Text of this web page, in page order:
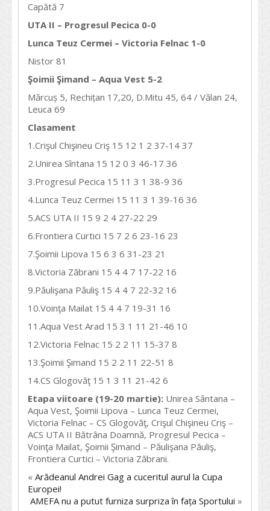
Capătă 7
UTA II – Progresul Pecica 0-0
Lunca Teuz Cermei – Victoria Felnac 1-0
Nistor 81
Şoimii Şimand – Aqua Vest 5-2
Mărcuș 5, Rechițan 17,20, D.Mitu 45, 64 / Vălan 24,
Leuca 69
Clasament
1.Crişul Chişineu Criş 15 12 1 2 37-14 37
2.Unirea Sîntana 15 12 0 3 46-17 36
3.Progresul Pecica 15 11 3 1 38-9 36
4.Lunca Teuz Cermei 15 11 3 1 39-16 36
5.ACS UTA II 15 9 2 4 27-22 29
6.Frontiera Curtici 15 7 2 6 23-16 23
7.Şoimii Lipova 15 6 3 6 31-23 21
8.Victoria Zăbrani 15 4 4 7 17-22 16
9.Păulişana Păuliş 15 4 4 7 22-32 16
10.Voinţa Mailat 15 4 4 7 19-31 16
11.Aqua Vest Arad 15 3 1 11 21-46 10
12.Victoria Felnac 15 2 2 11 15-37 8
13.Şoimii Şimand 15 2 2 11 22-51 8
14.CS Glogovăţ 15 1 3 11 21-42 6
Etapa viitoare (19-20 martie): Unirea Sântana –
Aqua Vest, Şoimii Lipova – Lunca Teuz Cermei,
Victoria Felnac – CS Glogovăţ, Crişul Chişineu Criş –
ACS UTA II Bătrâna Doamnă, Progresul Pecica –
Voinţa Mailat, Şoimii Şimand – Păulişana Păuliş,
Frontiera Curtici – Victoria Zăbrani.
« Arădeanul Andrei Gag a cuceritul aurul la Cupa
Europei!
AMEFA nu a putut furniza surpriza în fața Sportului »